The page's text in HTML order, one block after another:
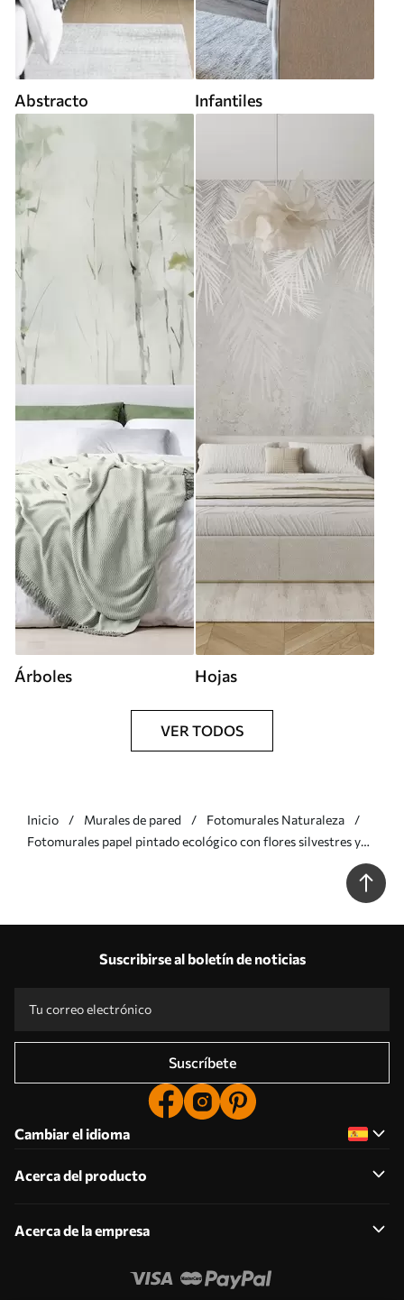
Abstracto Infantiles
Árboles Hojas
VER TODOS
Inicio Murales de pared
Fotomurales Naturaleza
Fotomurales papel pintado ecológico con flores silvestres y
Suscribirse al boletín de noticias
Suscríbete
Cambiar el idioma
Acerca del producto
Acerca de la empresa